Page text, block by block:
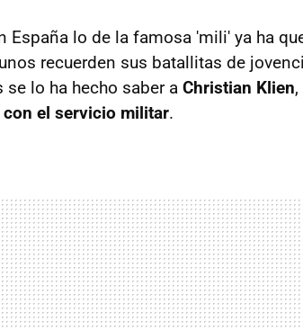
España lo de la famosa 'mili' ya ha
recuerden sus batallitas de
lo ha hecho saber a Christian Klien
el servicio militar.